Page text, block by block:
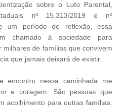
sobre o Luto Parental,
nº 15.313/2019 e nº
um período de reflexão, essa
chamado à sociedade para
de famílias que convivem
que jamais deixará de existir.
encontro nessa caminhada me
e coragem. São pessoas que
acolhimento para outras famílias.